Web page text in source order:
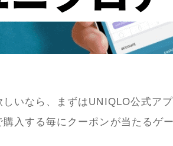
いなら、まずはUNIQLO公式ア
入する毎にクーポンが当たるゲ